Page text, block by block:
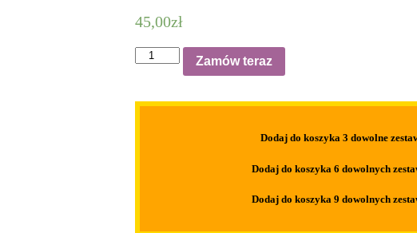
45,00zł
ilość
SAŁATKI
nr
Zamów teraz
Dodaj do koszyka 3 dowolne
Dodaj do koszyka 6 dowolnych
Dodaj do koszyka 9 dowolnych